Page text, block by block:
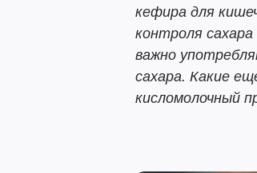
кефира для
контроля
важно
сахара. Какие
кисломолочный